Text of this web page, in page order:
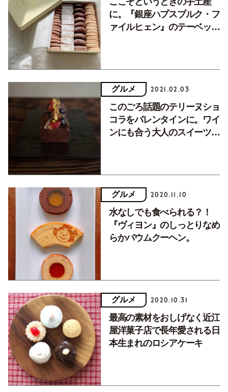
に。『銀座ハプスブルク・フ
ァイルヒェン』のテーベッカ
グルメ 2021.02.03
このごろ話題のテリーヌショ
コラをバレンタインに。ワイ
ンにも合う大人のスイーツで
グルメ 2020.11.10
水なしでも食べられる？！
『ヴィヨン』のしっとりなめ
らかバウムクーヘン。
グルメ 2020.10.31
最高の素材をおしげなく近江
屋洋菓子店で長年愛される日
本生まれのロシアケーキ